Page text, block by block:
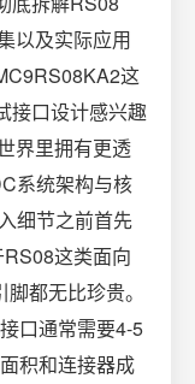
以及实际应用
这
接口设计感兴趣
界里拥有更透
系统架构与核
细节之前首先
RS08这类面向
都无比珍贵。
口通常需要4-5
积和连接器成